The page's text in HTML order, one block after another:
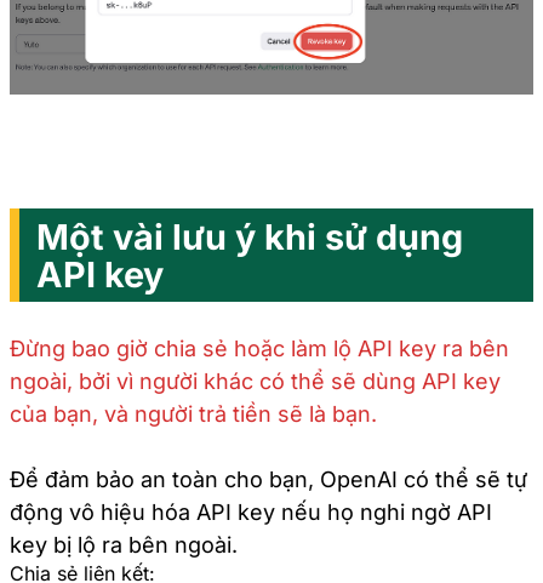
Một vài lưu ý khi sử dụng
API key
Đừng bao giờ chia sẻ hoặc làm lộ API key ra bên
ngoài, bởi vì người khác có thể sẽ dùng API key
của bạn, và người trả tiền sẽ là bạn.
Để đảm bảo an toàn cho bạn, OpenAI có thể sẽ tự
động vô hiệu hóa API key nếu họ nghi ngờ API
key bị lộ ra bên ngoài.
Chia sẻ liên kết: